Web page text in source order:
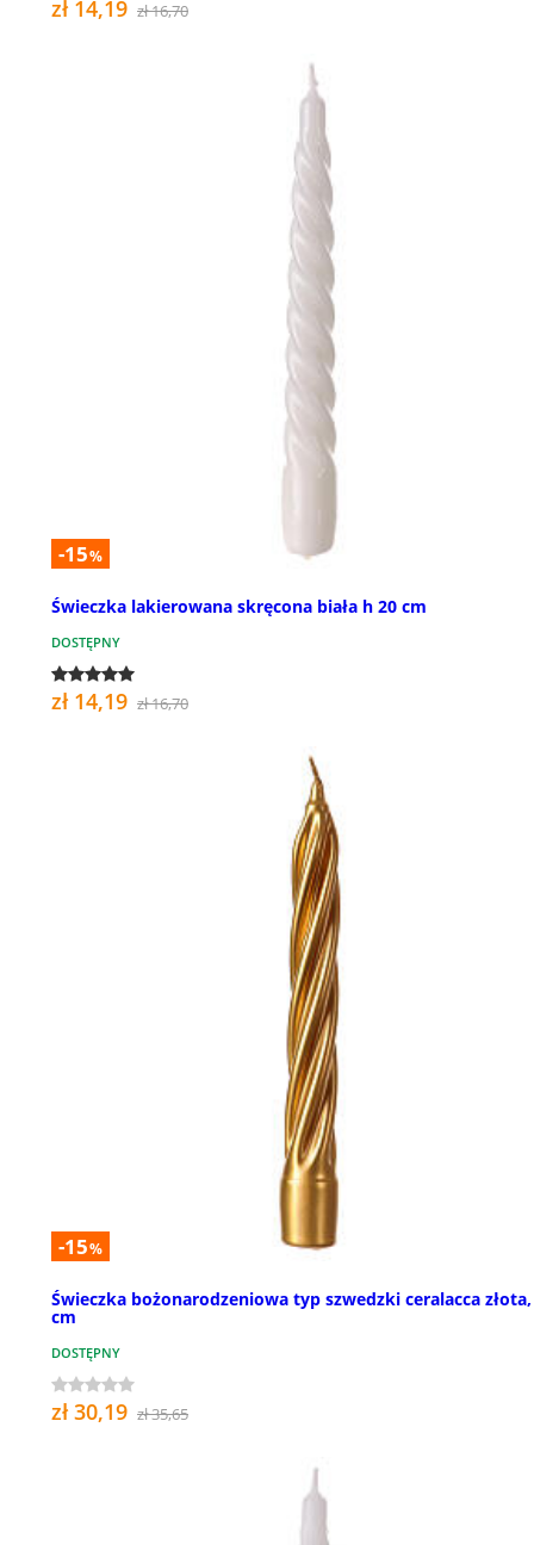
zł 14,19 zł 16,70
-15%
Świeczka lakierowana skręcona biała h 20 cm
DOSTĘPNY
zł 14,19 zł 16,70
-15%
Świeczka bożonarodzeniowa typ szwedzki ceralacca
cm
DOSTĘPNY
zł 30,19 zł 35,65